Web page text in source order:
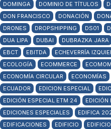
DOMINGA
DOMINIO DE TÍTULOS
DON FRANCISCO
DONACIÓN
DRONES
DROPSHIPPING DS01
DUA LIPA
DUBAI DUBRAZKA JARA
EBCT
EBITDA ECHEVERRÍA
ECOLOGÍA
ECOMMERCE
ECONOMÍA CIRCULAR
ECONOMÍAS
ECUADOR
EDICION ESPECIAL
EDICIÓN ESPECIAL ETM 24
EDICIÓN
EDICIONES ESPECIALES
EDIFICA
EDIFICACIONES
EDIFICIO